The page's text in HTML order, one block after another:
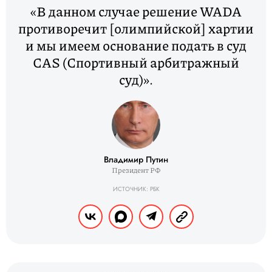
«В данном случае решение WADA
противоречит [олимпийской] хартии
и мы имеем основание подать в суд
CAS (Спортивный арбитражный
суд)».
Владимир Путин
Президент РФ
ИСТОЧНИК: РБК